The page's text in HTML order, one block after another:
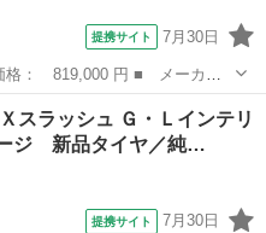
提携サイト 7月30日
ゴンスパーダ ■ グレード
品タイヤ／純正 ＳＤナビ／
スラッシュ Ｇ・Ｌインテリ
ジ 新品タイヤ／純…
提携サイト 7月30日